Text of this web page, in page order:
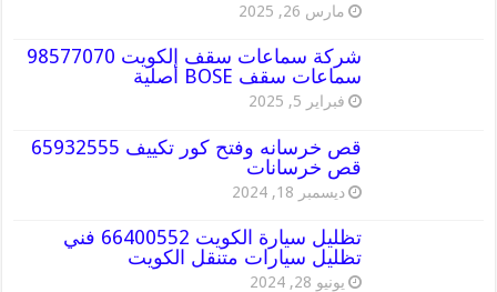
مارس 26, 2025
شركة سماعات سقف الكويت 98577070
سماعات سقف BOSE أصلية
فبراير 5, 2025
قص خرسانه وفتح كور تكييف 65932555
قص خرسانات
ديسمبر 18, 2024
تظليل سيارة الكويت 66400552 فني
تظليل سيارات متنقل الكويت
يونيو 28, 2024